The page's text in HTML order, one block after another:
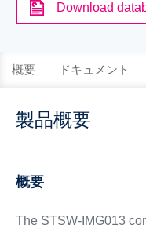
Download
概要 ドキュメント
製品概要
概要
The STSW-IMG013